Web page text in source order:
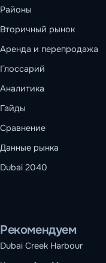
Районы
Вторичный рынок
Аренда и перепродажа
Глоссарий
Аналитика
Гайды
Сравнение
Данные рынка
Dubai 2040
Рекомендуем
Dubai Creek Harbour